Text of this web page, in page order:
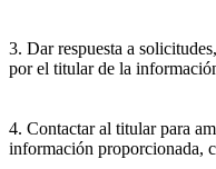
3. Dar respuesta a
por el titular de la
4. Contactar al titular para
información proporcionada,